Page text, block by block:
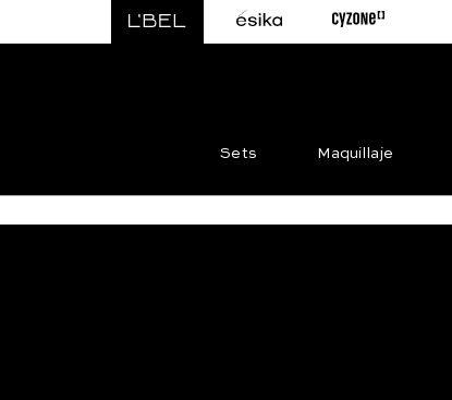
Sets Maquillaje